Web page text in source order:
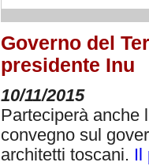
Governo del
presidente Inu
10/11/2015
Parteciperà
convegno sul
architetti toscani.